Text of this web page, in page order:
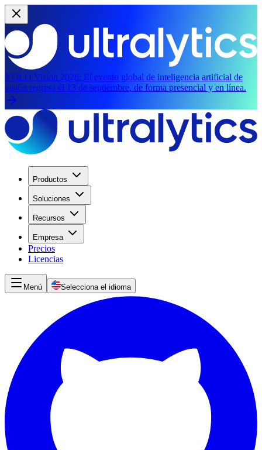
YOLO Vision 2026: El evento global de inteligencia artificial de
visión regresa el 13 de septiembre, de forma presencial y en línea.
Productos
Soluciones
Recursos
Empresa
Precios
Licencias
Menú Selecciona el idioma